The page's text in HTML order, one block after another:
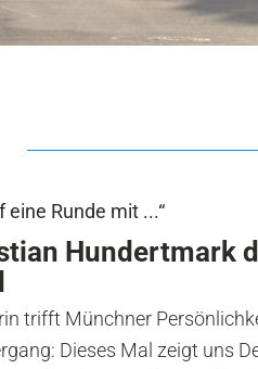
eine Runde mit ...“
Hundertmark
trifft Münchner
Dieses Mal zeigt uns